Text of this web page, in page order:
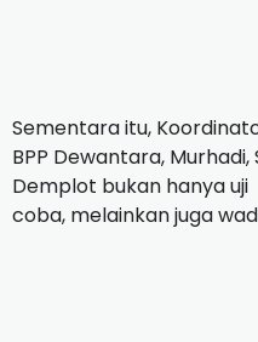
Sementara itu,
BPP Dewantara,
Demplot bukan hanya uji
coba, melainkan juga